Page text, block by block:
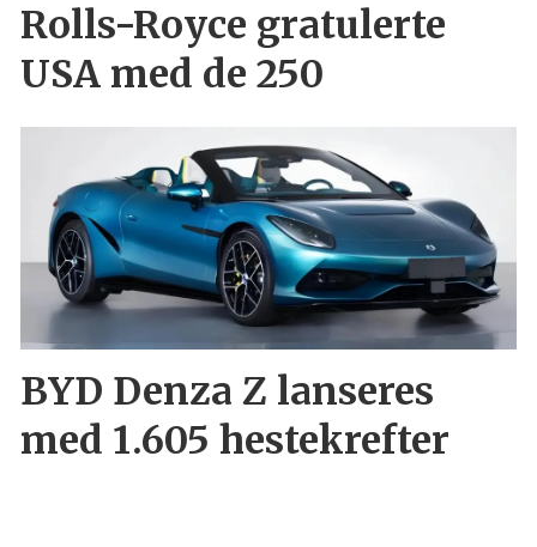
Rolls-Royce gratulerte
USA med de 250
BYD Denza Z lanseres
med 1.605 hestekrefter